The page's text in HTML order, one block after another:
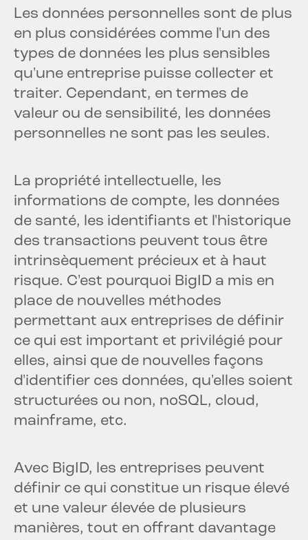
Les données personnelles sont de plus
en plus considérées comme l'un des
types de données les plus sensibles
qu'une entreprise puisse collecter et
traiter. Cependant, en termes de
valeur ou de sensibilité, les données
personnelles ne sont pas les seules.
La propriété intellectuelle, les
informations de compte, les données
de santé, les identifiants et l'historique
des transactions peuvent tous être
intrinsèquement précieux et à haut
risque. C'est pourquoi BigID a mis en
place de nouvelles méthodes
permettant aux entreprises de définir
ce qui est important et privilégié pour
elles, ainsi que de nouvelles façons
d'identifier ces données, qu'elles soient
structurées ou non, noSQL, cloud,
mainframe, etc.
Avec BigID, les entreprises peuvent
définir ce qui constitue un risque élevé
et une valeur élevée de plusieurs
manières, tout en offrant davantage